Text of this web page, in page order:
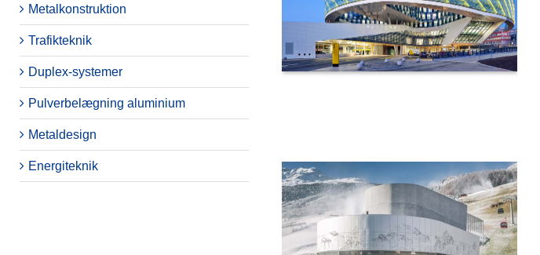
Metalkonstruktion
Trafikteknik
Duplex-systemer
Pulverbelægning aluminium
Metaldesign
Energiteknik